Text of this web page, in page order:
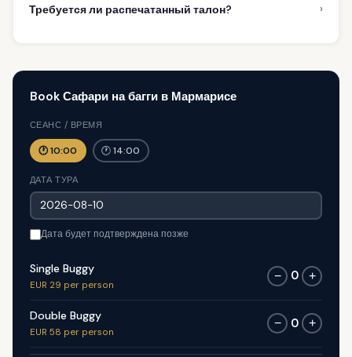
Требуется ли распечатанный талон? ›
Book Сафари на багги в Мармарисе
СЕАНС / ВРЕМЯ
🕐 10:00 🕐 14:00
ДАТА ТУРА
Дата будет подтверждена позже
Single Buggy
EUR 29 per person
− 0 +
Double Buggy
EUR 58 per person
− 0 +